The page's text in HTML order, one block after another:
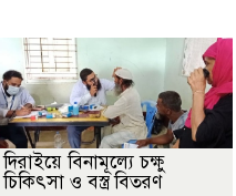
দিরাইয়ে বিনামূল্যে চক্ষু
চিকিৎসা ও বস্ত্র বিতরণ